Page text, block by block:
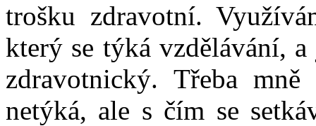
trošku zdravotní.
který se týká vzdělávání,
zdravotnický. Třeba
netýká, ale s čím se